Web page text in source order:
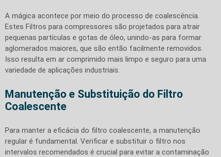
A mágica acontece por meio do processo de coalescência.
Estes Filtros para compressores são projetados para atrair
pequenas partículas e gotas de óleo, unindo-as para formar
aglomerados maiores, que são então facilmente removidos.
Isso resulta em ar comprimido mais limpo e seguro para uma
variedade de aplicações industriais.
Manutenção e Substituição do Filtro
Coalescente
Para manter a eficácia do filtro coalescente, a manutenção
regular é fundamental. Verificar e substituir o filtro nos
intervalos recomendados é crucial para evitar a contaminação